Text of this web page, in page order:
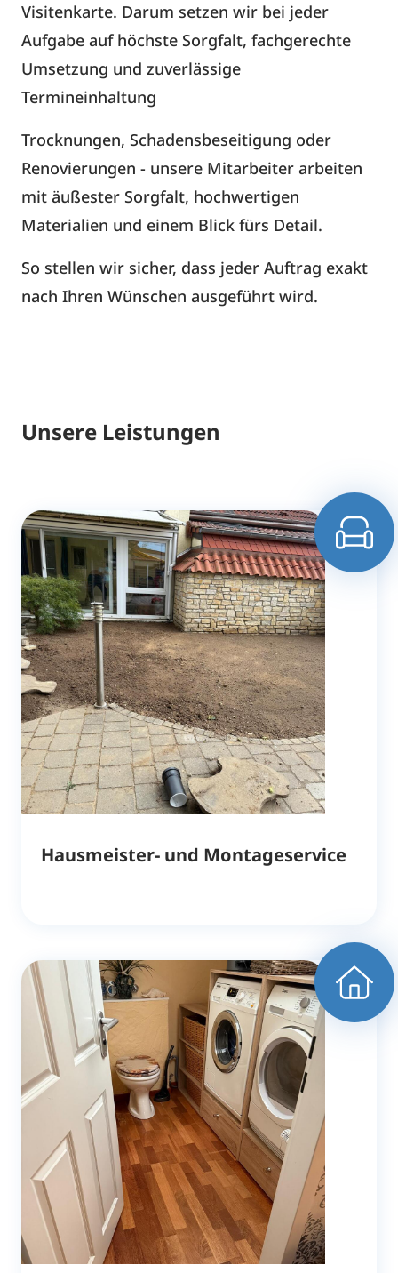
Visitenkarte. Darum setzen wir bei jeder
Aufgabe auf höchste Sorgfalt, fachgerechte
Umsetzung und zuverlässige
Termineinhaltung
Trocknungen, Schadensbeseitigung oder
Renovierungen - unsere Mitarbeiter arbeiten
mit äußester Sorgfalt, hochwertigen
Materialien und einem Blick fürs Detail.
So stellen wir sicher, dass jeder Auftrag exakt
nach Ihren Wünschen ausgeführt wird.
Unsere Leistungen
Hausmeister- und Montageservice